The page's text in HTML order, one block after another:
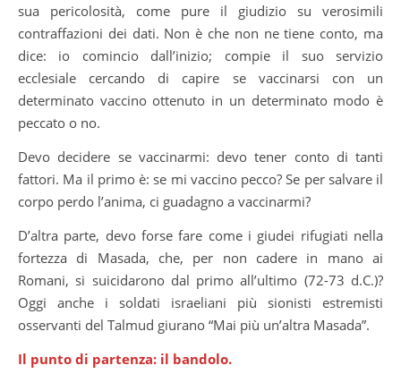
sua pericolosità, come pure il giudizio su verosimili
contraffazioni dei dati. Non è che non ne tiene conto, ma
dice: io comincio dall’inizio; compie il suo servizio
ecclesiale cercando di capire se vaccinarsi con un
determinato vaccino ottenuto in un determinato modo è
peccato o no.
Devo decidere se vaccinarmi: devo tener conto di tanti
fattori. Ma il primo è: se mi vaccino pecco? Se per salvare il
corpo perdo l’anima, ci guadagno a vaccinarmi?
D’altra parte, devo forse fare come i giudei rifugiati nella
fortezza di Masada, che, per non cadere in mano ai
Romani, si suicidarono dal primo all’ultimo (72-73 d.C.)?
Oggi anche i soldati israeliani più sionisti estremisti
osservanti del Talmud giurano “Mai più un’altra Masada”.
Il punto di partenza: il bandolo.